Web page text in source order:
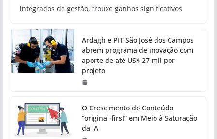
integrados de gestão, trouxe ganhos significativos
Ardagh e PIT São José dos Campos
abrem programa de inovação com
aporte de até US$ 27 mil por
projeto
O Crescimento do Conteúdo
“original-first” em Meio à Saturação
da IA